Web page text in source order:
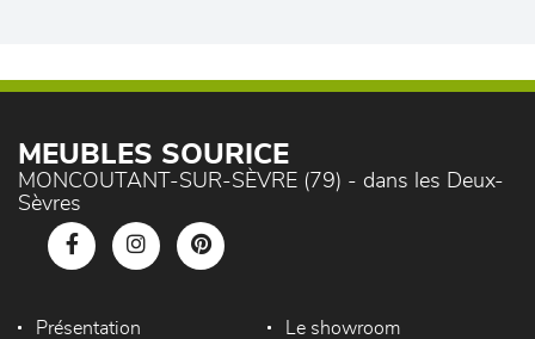
MEUBLES SOURICE
MONCOUTANT-SUR-SÈVRE (79) - dans les Deux-
Sèvres
Présentation Le showroom